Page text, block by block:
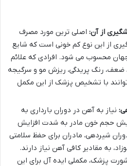
از آن: اصلی ترین مورد مصرف
از این نوع کم خونی است که شایع
محسوب می شود. افرادی که علائم
ضعف، رنگ پریدگی، ریزش مو و سرگیجه
با تشخیص پزشک از این مکمل
نیاز به آهن در دوران بارداری به
حجم خون مادر به شدت افزایش
شیردهی، مادران برای حفظ سلامتی
به مقادیر کافی آهن نیاز دارند.
پزشک، مکملی ایده آل برای این